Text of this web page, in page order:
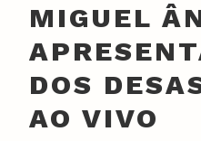
MIGUEL
DOS
AO VIVO